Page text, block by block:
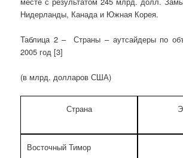
Нидерланды, Канада и Южная Корея.
Таблица 2 – Страны – аутсайдеры по
2005 год [3]
(в млрд. долларов США)
Страна
Восточный Тимор